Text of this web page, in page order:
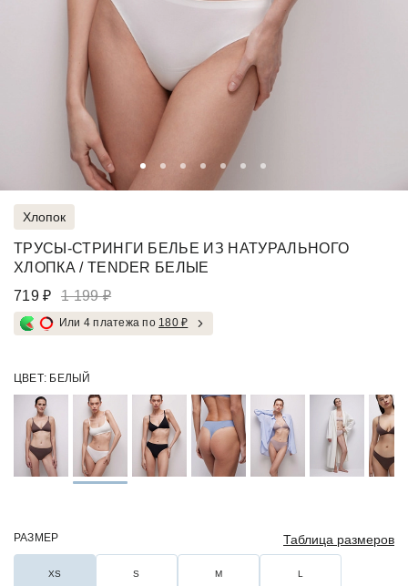
Хлопок
ТРУСЫ-СТРИНГИ БЕЛЬЕ ИЗ НАТУРАЛЬНОГО
ХЛОПКА / TENDER БЕЛЫЕ
719 ₽
1 199 ₽
Или 4 платежа по 180 ₽
ЦВЕТ: БЕЛЫЙ
РАЗМЕР Таблица размеров
XS S M L